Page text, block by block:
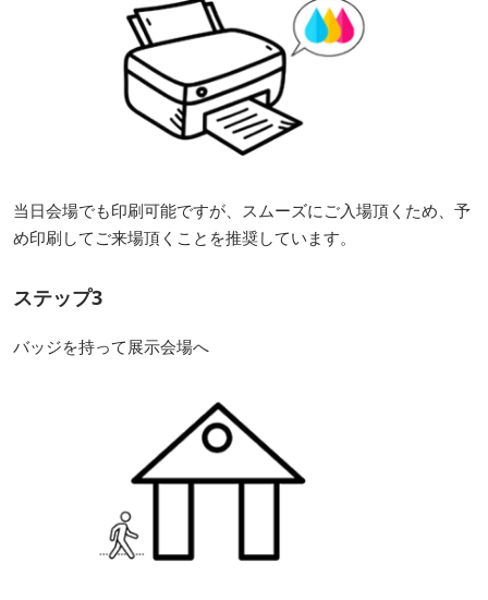
当日会場でも印刷可能ですが、スムーズにご入場頂くため、予
め印刷してご来場頂くことを推奨しています。
ステップ3
バッジを持って展示会場へ